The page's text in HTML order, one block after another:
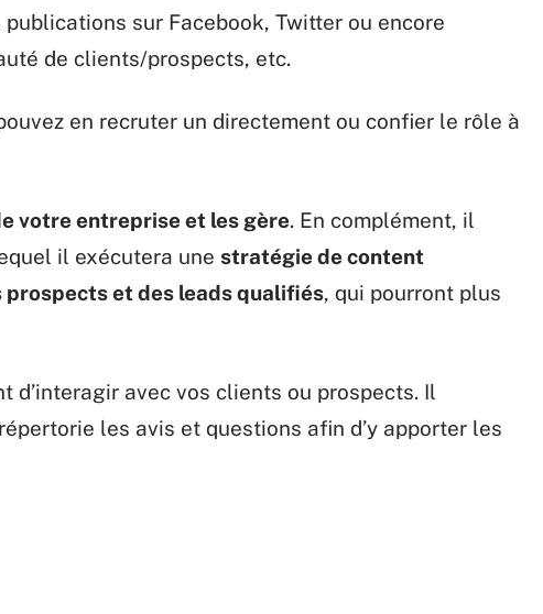
sur Facebook, Twitter ou encore
de clients/prospects, etc.
en recruter un directement ou confier le rôle à
votre entreprise et les gère. En complément, il
il exécutera une stratégie de content
et des leads qualifiés, qui pourront plus
d’interagir avec vos clients ou prospects. Il
les avis et questions afin d’y apporter les